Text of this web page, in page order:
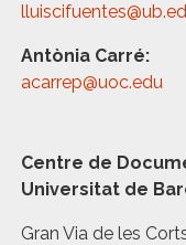
Antònia Carré:
acarrep@uoc.edu
Centre de
Universitat de
Gran Via de les